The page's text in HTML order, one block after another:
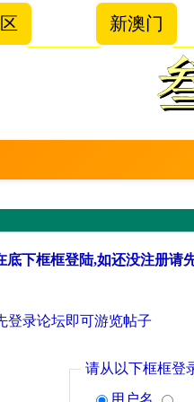
新澳门
底下框框登陆,如还没注册请
登录论坛即可游览帖子
请从以下框框登
用户名